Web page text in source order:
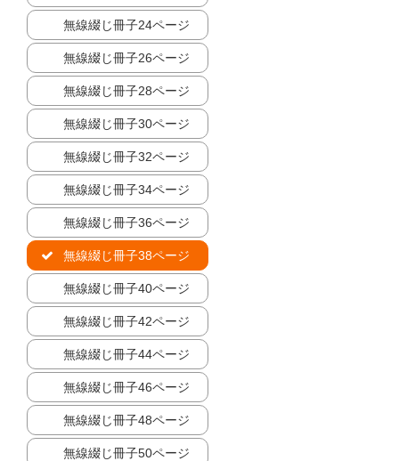
無線綴じ冊子24ページ
無線綴じ冊子26ページ
無線綴じ冊子28ページ
無線綴じ冊子30ページ
無線綴じ冊子32ページ
無線綴じ冊子34ページ
無線綴じ冊子36ページ
無線綴じ冊子38ページ
無線綴じ冊子40ページ
無線綴じ冊子42ページ
無線綴じ冊子44ページ
無線綴じ冊子46ページ
無線綴じ冊子48ページ
無線綴じ冊子50ページ